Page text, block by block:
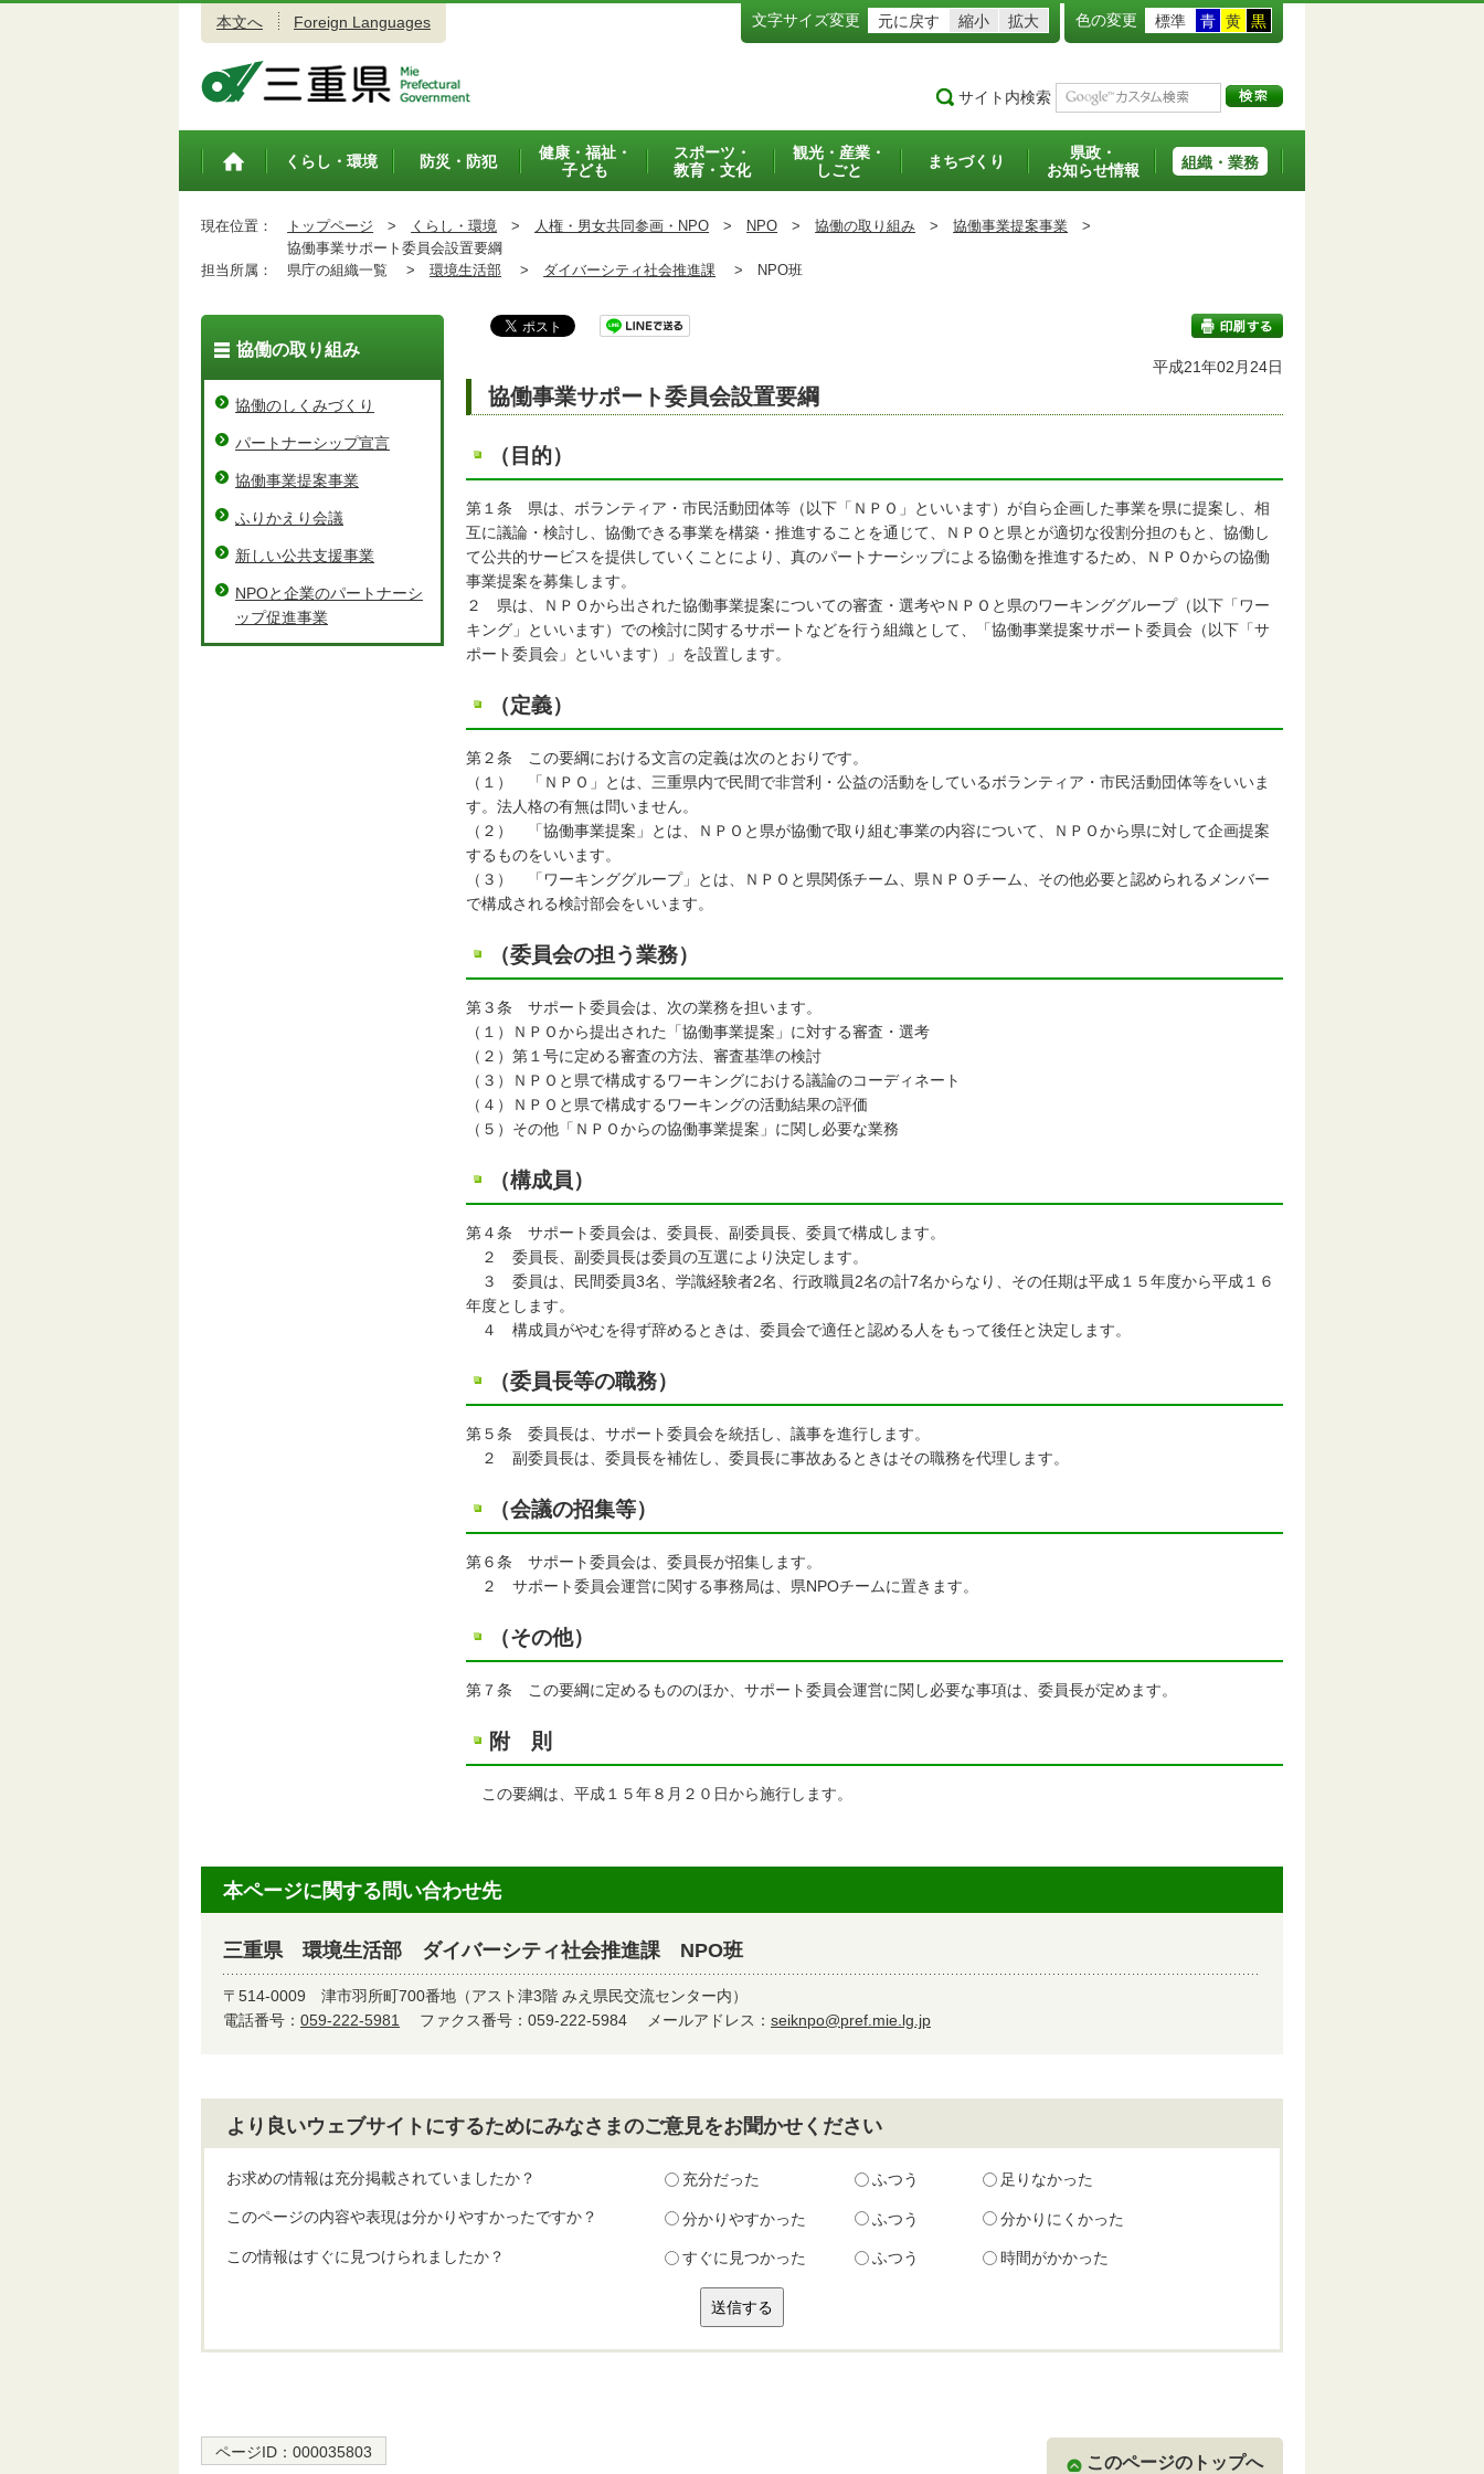
本文へ Foreign Languages 文字サイズ変更 元に戻す 縮小 拡大 色の変更 標準 青 黄 黒
サイト内検索
トップペ
くらし・環境 防災・防犯
健康・福祉・
子ども
スポーツ・
教育・文化
観光・産業・
しごと
まちづくり
県政・
お知らせ情報
組織・業務
現在位置： トップページ > くらし・環境 > 人権・男女共同参画・NPO > NPO > 協働の取り組み > 協働事業提案事業 >
協働事業サポート委員会設置要綱
担当所属：
県庁の組織一覧 > 環境生活部 > ダイバーシティ社会推進課 > NPO班
印刷する
平成21年02月24日
協働事業サポート委員会設置要綱
（目的）
第１条 県は、ボランティア・市民活動団体等（以下「ＮＰＯ」といいます）が自ら企画した事業を県に提案し、相
互に議論・検討し、協働できる事業を構築・推進することを通じて、ＮＰＯと県とが適切な役割分担のもと、協働し
て公共的サービスを提供していくことにより、真のパートナーシップによる協働を推進するため、ＮＰＯからの協働
事業提案を募集します。
２ 県は、ＮＰＯから出された協働事業提案についての審査・選考やＮＰＯと県のワーキンググループ（以下「ワー
キング」といいます）での検討に関するサポートなどを行う組織として、「協働事業提案サポート委員会（以下「サ
ポート委員会」といいます）」を設置します。
（定義）
第２条 この要綱における文言の定義は次のとおりです。
（１） 「ＮＰＯ」とは、三重県内で民間で非営利・公益の活動をしているボランティア・市民活動団体等をいいま
す。法人格の有無は問いません。
（２） 「協働事業提案」とは、ＮＰＯと県が協働で取り組む事業の内容について、ＮＰＯから県に対して企画提案
するものをいいます。
（３） 「ワーキンググループ」とは、ＮＰＯと県関係チーム、県ＮＰＯチーム、その他必要と認められるメンバー
で構成される検討部会をいいます。
（委員会の担う業務）
第３条 サポート委員会は、次の業務を担います。
（１）ＮＰＯから提出された「協働事業提案」に対する審査・選考
（２）第１号に定める審査の方法、審査基準の検討
（３）ＮＰＯと県で構成するワーキングにおける議論のコーディネート
（４）ＮＰＯと県で構成するワーキングの活動結果の評価
（５）その他「ＮＰＯからの協働事業提案」に関し必要な業務
（構成員）
第４条 サポート委員会は、委員長、副委員長、委員で構成します。
２ 委員長、副委員長は委員の互選により決定します。
３ 委員は、民間委員3名、学識経験者2名、行政職員2名の計7名からなり、その任期は平成１５年度から平成１６
年度とします。
４ 構成員がやむを得ず辞めるときは、委員会で適任と認める人をもって後任と決定します。
（委員長等の職務）
第５条 委員長は、サポート委員会を統括し、議事を進行します。
２ 副委員長は、委員長を補佐し、委員長に事故あるときはその職務を代理します。
（会議の招集等）
第６条 サポート委員会は、委員長が招集します。
２ サポート委員会運営に関する事務局は、県NPOチームに置きます。
（その他）
第７条 この要綱に定めるもののほか、サポート委員会運営に関し必要な事項は、委員長が定めます。
附 則
この要綱は、平成１５年８月２０日から施行します。
協働の取り組み
協働のしくみづくり
パートナーシップ宣言
協働事業提案事業
ふりかえり会議
新しい公共支援事業
NPOと企業のパートナーシ
ップ促進事業
本ページに関する問い合わせ先
三重県 環境生活部 ダイバーシティ社会推進課 NPO班
〒514-0009 津市羽所町700番地（アスト津3階 みえ県民交流センター内）
電話番号： 059-222-5981 ファクス番号：059-222-5984 メールアドレス： seiknpo@pref.mie.lg.jp
より良いウェブサイトにするためにみなさまのご意見をお聞かせください
お求めの情報は充分掲載されていましたか？ 充分だった ふつう 足りなかった
このページの内容や表現は分かりやすかったですか？ 分かりやすかった ふつう 分かりにくかった
この情報はすぐに見つけられましたか？ すぐに見つかった ふつう 時間がかかった
ページID： 000035803
このページのトップへ